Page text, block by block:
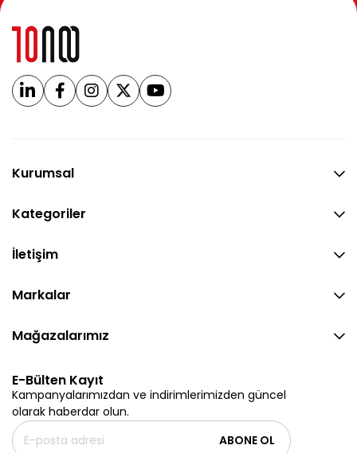
Kurumsal
Kategoriler
İletişim
Markalar
Mağazalarımız
E-Bülten Kayıt
Kampanyalarımızdan ve indirimlerimizden güncel
olarak haberdar olun.
ABONE OL